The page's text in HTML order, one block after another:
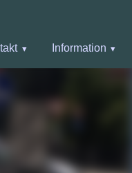
Information